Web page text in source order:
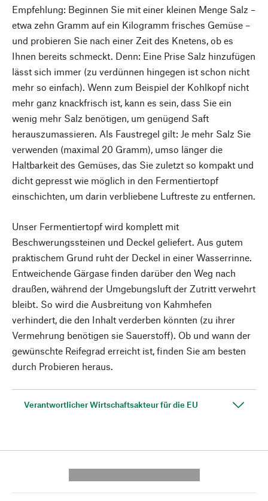
Empfehlung: Beginnen Sie mit einer kleinen Menge Salz –
etwa zehn Gramm auf ein Kilogramm frisches Gemüse –
und probieren Sie nach einer Zeit des Knetens, ob es
Ihnen bereits schmeckt. Denn: Eine Prise Salz hinzufügen
lässt sich immer (zu verdünnen hingegen ist schon nicht
mehr so einfach). Wenn zum Beispiel der Kohlkopf nicht
mehr ganz knackfrisch ist, kann es sein, dass Sie ein
wenig mehr Salz benötigen, um genügend Saft
herauszumassieren. Als Faustregel gilt: Je mehr Salz Sie
verwenden (maximal 20 Gramm), umso länger die
Haltbarkeit des Gemüses, das Sie zuletzt so kompakt und
dicht gepresst wie möglich in den Fermentiertopf
einschichten, um darin verbliebene Luftreste zu entfernen.
Unser Fermentiertopf wird komplett mit
Beschwerungssteinen und Deckel geliefert. Aus gutem
praktischem Grund ruht der Deckel in einer Wasserrinne.
Entweichende Gärgase finden darüber den Weg nach
draußen, während der Umgebungsluft der Zutritt verwehrt
bleibt. So wird die Ausbreitung von Kahmhefen
verhindert, die den Inhalt verderben könnten (zu ihrer
Vermehrung benötigen sie Sauerstoff). Ob und wann der
gewünschte Reifegrad erreicht ist, finden Sie am besten
durch Probieren heraus.
Verantwortlicher Wirtschaftsakteur für die EU